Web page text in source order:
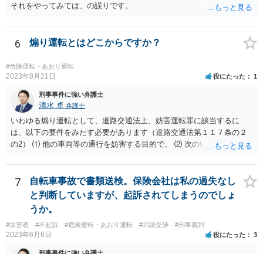
それをやってみては、の誤りです。
6 煽り運転とはどこからですか？
#危険運転・あおり運転
2023年8月21日 役にたった 1
刑事事件に強い弁護士
清水 卓 弁護士
いわゆる煽り運転として、道路交通法上、妨害運転罪に該当するに
は、以下の要件をみたす必要があります（道路交通法第１１７条の２
の2） ⑴ 他の車両等の通行を妨害する目的で、 ⑵ 次のいずれかに掲
させるおそれのある方法によるものをした者 ①通行区分違反（対向車
線にはみ出す） ②急ブレーキの禁止違反 ③車間距離不保持等 ④進路
変更禁止違反 ⑤追越し方法違反（危険な追い越し） ⑥減光等義務違反
（執ようなパッシング） ⑦警音器使用制限違反 ⑧安全運転義務違反
（幅寄せや蛇行運転） ⑨高速道路での低速走行（最低速度違反） ⑩高
速道路での駐停車違反 ＞たとえば、トラブルになった相手を車で追い
かけた場合これは煽り運転にはいりますか？ → ケースによるかと思い
ますが、例えば、カッとなり、腹いせに上記の①〜⑩に該当する危険
7
自転車事故で書類送検。保険会社は私の過失なし
と判断していますが、起訴されてしまうのでしょ
うか。
#加害者 #不起訴 #危険運転・あおり運転 #示談交渉 #刑事裁判
2023年6月6日 役にたった 3